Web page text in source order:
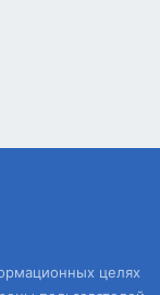
почта
целях